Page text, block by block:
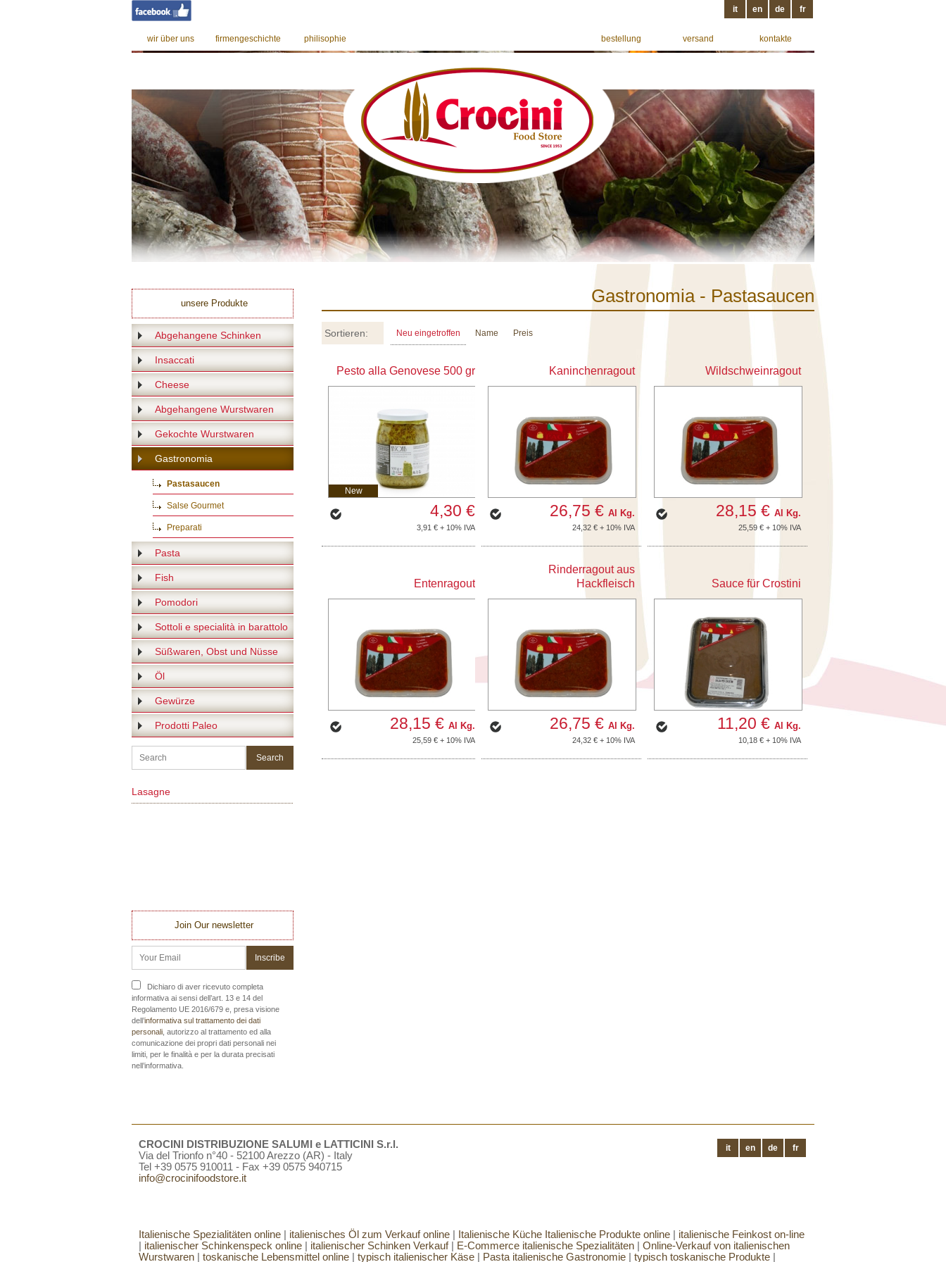
it en de fr
wir über uns firmengeschichte philisophie bestellung versand kontakte
0
unsere Produkte
Abgehangene Schinken
Insaccati
Cheese
Abgehangene Wurstwaren
Gekochte Wurstwaren
Gastronomia
Pastasaucen
Salse Gourmet
Preparati
Pasta
Fish
Pomodori
Sottoli e specialità in barattolo
Süßwaren, Obst und Nüsse
Öl
Gewürze
Prodotti Paleo
Lasagne
Join Our newsletter
Dichiaro di aver ricevuto completa
informativa ai sensi dell’art. 13 e 14 del
Regolamento UE 2016/679 e, presa visione
dell’informativa sul trattamento dei dati
personali , autorizzo al trattamento ed alla
comunicazione dei propri dati personali nei
limiti, per le finalità e per la durata precisati
nell’informativa.
Gastronomia - Pastasaucen
Sortieren: Neu eingetroffen Name Preis
Pesto alla Genovese 500 gr
New
4,30 €
3,91 € + 10% IVA
Kaninchenragout
26,75 € Al Kg.
24,32 € + 10% IVA
Wildschweinragout
28,15 € Al Kg.
25,59 € + 10% IVA
Entenragout
28,15 € Al Kg.
25,59 € + 10% IVA
Rinderragout aus
Hackfleisch
26,75 € Al Kg.
24,32 € + 10% IVA
Sauce für Crostini
11,20 € Al Kg.
10,18 € + 10% IVA
it en de fr
CROCINI DISTRIBUZIONE SALUMI e LATTICINI S.r.l.
Via del Trionfo n°40 - 52100 Arezzo (AR) - Italy
Tel +39 0575 910011 - Fax +39 0575 940715
info@crocinifoodstore.it
Italienische Spezialitäten online | italienisches Öl zum Verkauf online | Italienische Küche Italienische Produkte online | italienische Feinkost on-line
| italienischer Schinkenspeck online | italienischer Schinken Verkauf| E-Commerce italienische Spezialitäten | Online-Verkauf von italienischen
Wurstwaren | toskanische Lebensmittel online | typisch italienischer Käse | Pasta italienische Gastronomie | typisch toskanische Produkte |